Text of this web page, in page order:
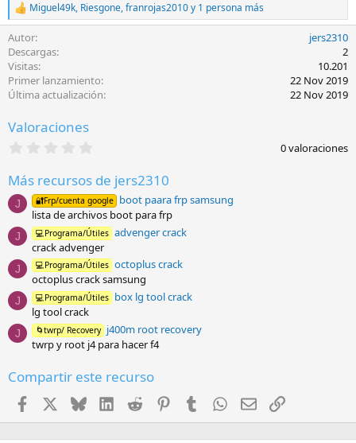
R
e
a
c
c
i
o
n
s
Miguel49k, Riesgone,franrojas2010y 1 persona más
Autor
jers2310
Descargas
2
Visitas
10.201
Primer lanzamiento
22 Nov 2019
Última actualización
22 Nov 2019
Valoraciones
0
e
s
t
r
e
l
l
a
(
s
0 valoraciones
Más recursos de jers2310
J 🔐Frp/cuenta google boot paara frp samsung
lista de archivos boot para frp
J 💻Programa/Útiles advenger crack
crack advenger
J 💻Programa/Útiles octoplus crack
octoplus crack samsung
J 💻Programa/Útiles box lg tool crack
lg tool crack
J 🌀twrp/ Recovery j400m root recovery
twrp y root j4 para hacer f4
Compartir este recurso
Facebook BlueskyLinkedInReddit PinterestTumblr WhatsApp
EmailEnlace